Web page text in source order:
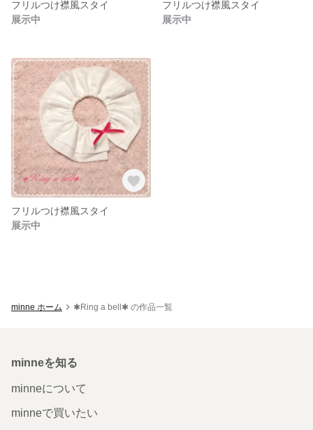
フリルつけ襟風スタイ
展示中
フリルつけ襟風スタイ
展示中
フリルつけ襟風スタイ
展示中
minne ホーム ✱Ring a bell✱ の作品一覧
minneを知る
minneについて
minneで買いたい